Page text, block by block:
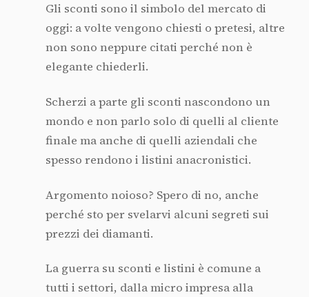
Gli sconti sono il simbolo del mercato di
oggi: a volte vengono chiesti o pretesi, altre
non sono neppure citati perché non è
elegante chiederli.
Scherzi a parte gli sconti nascondono un
mondo e non parlo solo di quelli al cliente
finale ma anche di quelli aziendali che
spesso rendono i listini anacronistici.
Argomento noioso? Spero di no, anche
perché sto per svelarvi alcuni segreti sui
prezzi dei diamanti.
La guerra su sconti e listini è comune a
tutti i settori, dalla micro impresa alla